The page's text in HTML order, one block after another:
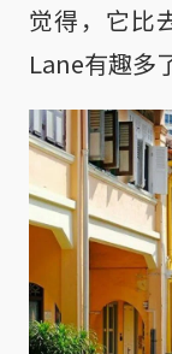
觉得，它比
Lane有趣多